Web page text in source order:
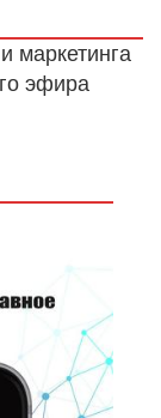
маркетинга
эфира